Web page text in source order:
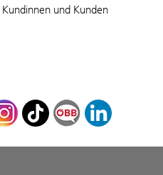
und Kunden
Instagram
TikTok ÖBB Corporate
LinkedIn